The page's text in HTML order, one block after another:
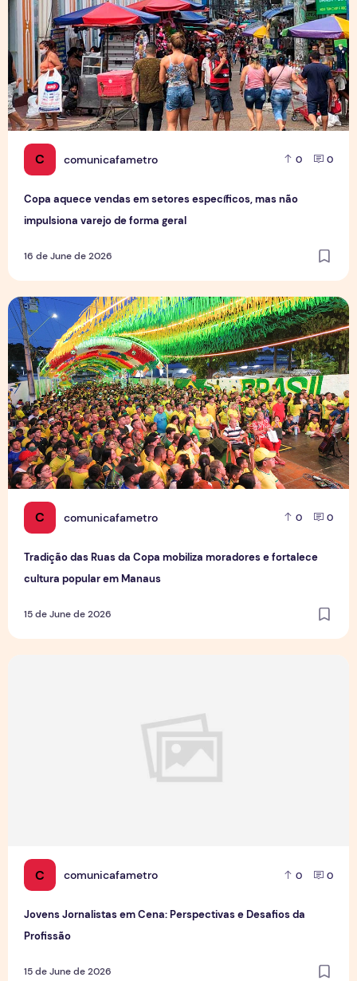
C comunicafametro 0 0
Copa aquece vendas em setores específicos, mas não
impulsiona varejo de forma geral
16 de June de 2026
C comunicafametro 0 0
Tradição das Ruas da Copa mobiliza moradores e fortalece
cultura popular em Manaus
15 de June de 2026
Tradição das Ruas da Copa mobiliza moradores e
C comunicafametro 0 0
Jovens Jornalistas em Cena: Perspectivas e Desafios da
Profissão
15 de June de 2026